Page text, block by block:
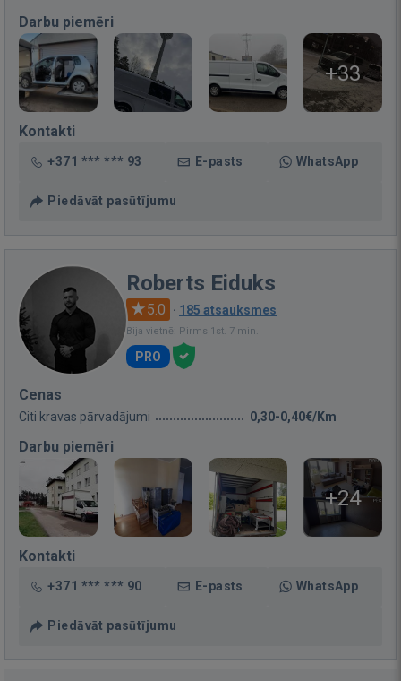
Darbu piemēri
+33
Kontakti
+371 *** *** 93 E-pasts WhatsApp
Piedāvāt pasūtījumu
Roberts Eiduks
5.0 · 185 atsauksmes
Bija vietnē: Pirms 1st. 7 min.
PRO
Cenas
Citi kravas pārvadājumi 0,30-0,40€/Km
Darbu piemēri
+24
Kontakti
+371 *** *** 90 E-pasts WhatsApp
Piedāvāt pasūtījumu